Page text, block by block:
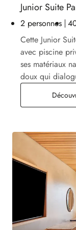
Junior Suite
2 personnes
Cette Junior
avec piscine
ses matériaux
doux qui